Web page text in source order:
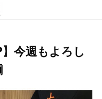
】今週もよろし